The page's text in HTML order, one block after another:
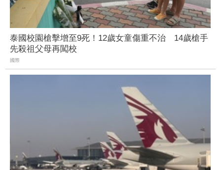
泰國校園槍擊增至9死！12歲女童傷重不治 14歲槍手
先殺祖父母再闖校
國際